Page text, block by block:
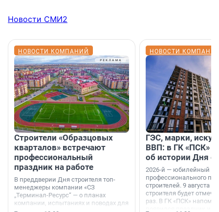
Новости СМИ2
НОВОСТИ КОМПАНИЙ
Строители «Образцовых
кварталов» встречают
профессиональный
праздник на работе
В преддверии Дня строителя топ-
менеджеры компании «СЗ
„Терминал-Ресурс“ — о планах
компании, испытаниях и поводах для
НОВОСТИ
ГЭС, марки,
ВВП: в ГК «ПСК»
об истории Дня
2026-й — юбилейный
профессионального
строителей. 9 августа
строителя будет
раз. В ГК «ПСК»